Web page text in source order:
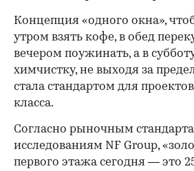
Концепция «одного окна»,
утром взять кофе, в обед
вечером поужинать, а в
химчистку, не выходя за
стала стандартом для
класса.
Согласно рыночным
исследованиям NF Group,
первого этажа сегодня — это